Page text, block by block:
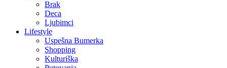
Brak
Deca
Ljubimci
Lifestyle
Uspešna Bumerka
Shopping
Kulturiška